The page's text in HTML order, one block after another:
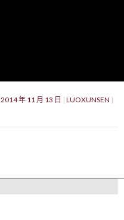
2014 年 11 月 13 日
LUOXUNSEN